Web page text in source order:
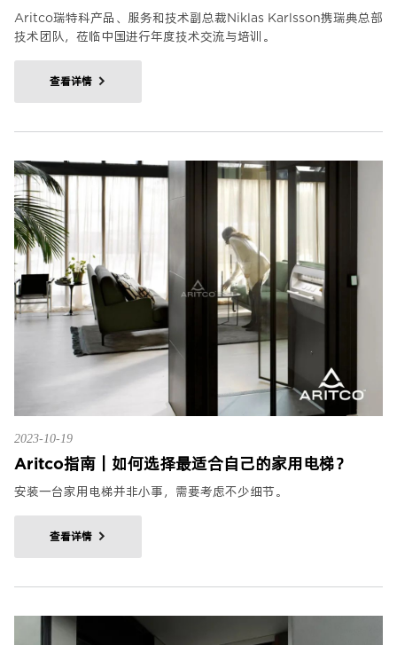
Aritco瑞特科产品、服务和技术副总裁Niklas Karlsson携瑞典总部
技术团队，莅临中国进行年度技术交流与培训。
查看详情
2023-10-19
Aritco指南｜如何选择最适合自己的家用电梯？
安装一台家用电梯并非小事，需要考虑不少细节。
查看详情